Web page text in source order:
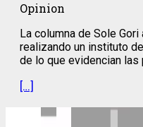
Opinion
La columna de Sole
realizando un instituto
de lo que evidencian las
[…]